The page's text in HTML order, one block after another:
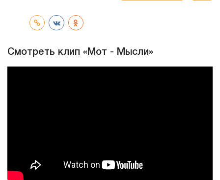
Смотреть клип «Мот - Мысли»